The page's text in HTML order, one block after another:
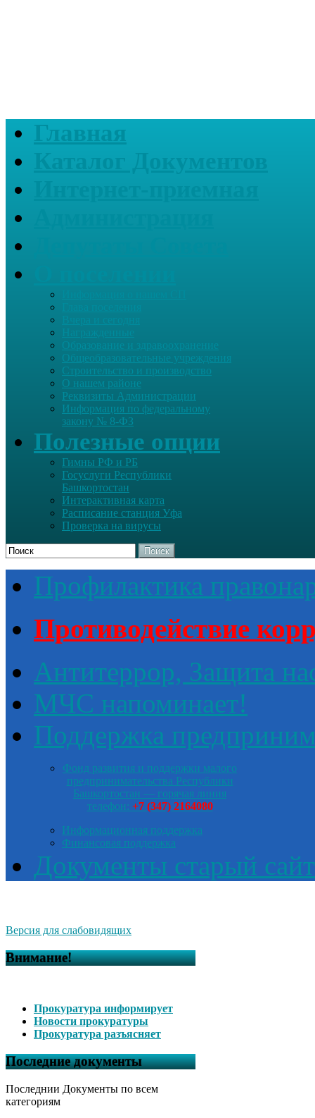
Главная
Награжденные
Образование и здравоохранение
Общеобразовательные учреждения
Строительство и производство
О нашем районе
Реквизиты Администрации
Информация по федеральному
закону № 8-ФЗ
Полезные опции
Гимны РФ и РБ
Госуслуги Республики
Башкортостан
Интерактивная карта
Расписание станция Уфа
Проверка на вирусы
Поиск
Профилактика
Противодействие
Антитеррор, Защита
МЧС напоминает!
Поддержка
Фонд развития и поддержки малого
предпринимательства Республики
Башкортостан — горячая линия
телефон: +7 (347) 2164080
Информационная поддержка
Финансовая поддержка
Документы старый сайт
Версия для слабовидящих
Внимание!
Прокуратура информирует
Новости прокуратуры
Прокуратура разъясняет
Последние документы
Последнии Документы по всем
категориям